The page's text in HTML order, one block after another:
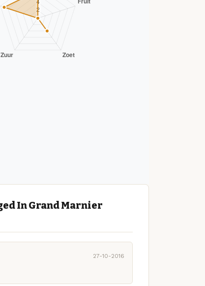
In Grand Marnier
27-10-2016